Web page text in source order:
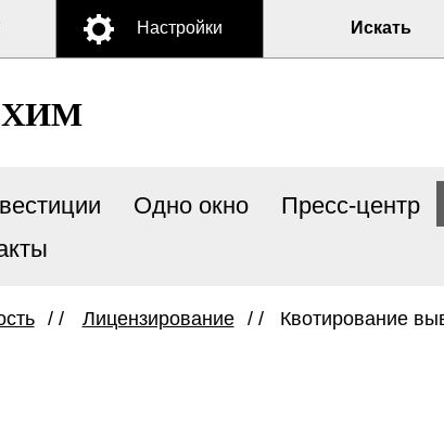
Настройки Искать
Одно окно Пресс-центр
/ / Лицензирование / / Квотирование